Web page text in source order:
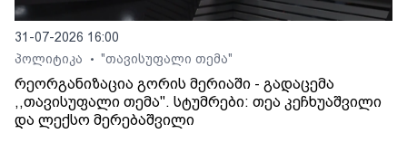
31-07-2026 16:00
პოლიტიკა
• "თავისუფალი თემა"
რეორგანიზაცია გორის მერიაში - გადაცემა
,,თავისუფალი თემა". სტუმრები: თეა კეჩხუაშვილი
და ლექსო მერებაშვილი